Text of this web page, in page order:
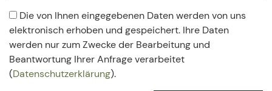
Die von Ihnen eingegebenen Daten werden von uns
elektronisch erhoben und gespeichert. Ihre Daten
werden nur zum Zwecke der Bearbeitung und
Beantwortung Ihrer Anfrage verarbeitet
(Datenschutzerklärung).